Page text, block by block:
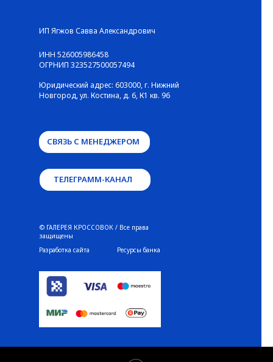
СВЯЗЬ С МЕНЕДЖЕРОМ
ТЕЛЕГРАММ-КАНАЛ
ИП Ягжов Савва Александрович
ИНН 526005986458
ОГРНИП 323527500057494
Юридический адрес: 603000, г. Нижний
Новгород, ул. Костина, д. 6, К1 кв. 96
© ГАЛЕРЕЯ КРОССОВОК / Все права
защищены
Разработка сайта
Ресурсы банка